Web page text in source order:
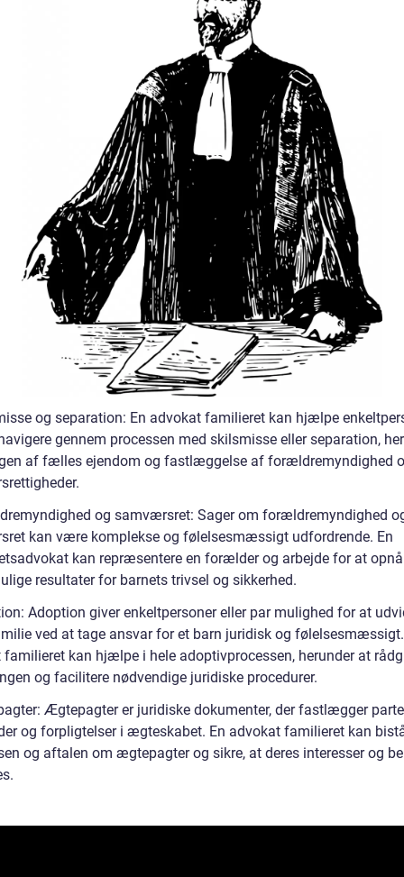
og separation: En advokat familieret kan hjælpe
gennem processen med skilsmisse eller separation,
af fælles ejendom og fastlæggelse af forældremyndighed
og samværsret: Sager om forældremyndighed
kan være komplekse og følelsesmæssigt udfordrende. En
kan repræsentere en forælder og arbejde for at
resultater for barnets trivsel og sikkerhed.
Adoption giver enkeltpersoner eller par mulighed for at
ved at tage ansvar for et barn juridisk og
familieret kan hjælpe i hele adoptivprocessen, herunder at
og facilitere nødvendige juridiske procedurer.
Ægtepagter er juridiske dokumenter, der fastlægger
og forpligtelser i ægteskabet. En advokat familieret kan
og aftalen om ægtepagter og sikre, at deres interesser og